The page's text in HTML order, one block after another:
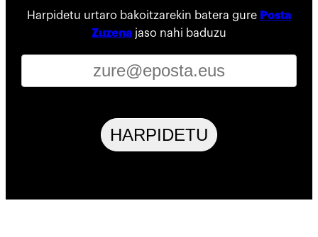
Harpidetu urtaro bakoitzarekin batera gure Posta
Zuzena jaso nahi baduzu
HARPIDETU